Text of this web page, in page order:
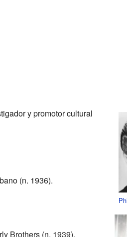
y promotor cultural
(n. 1936).
Brothers (n. 1939).